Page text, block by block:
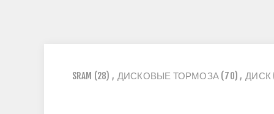
SRAM (28) , ДИСКОВЫЕ ТОРМОЗА (70) , ДИСК